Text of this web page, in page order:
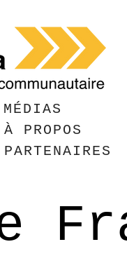
MÉDIAS
À PROPOS
PARTENAIRES